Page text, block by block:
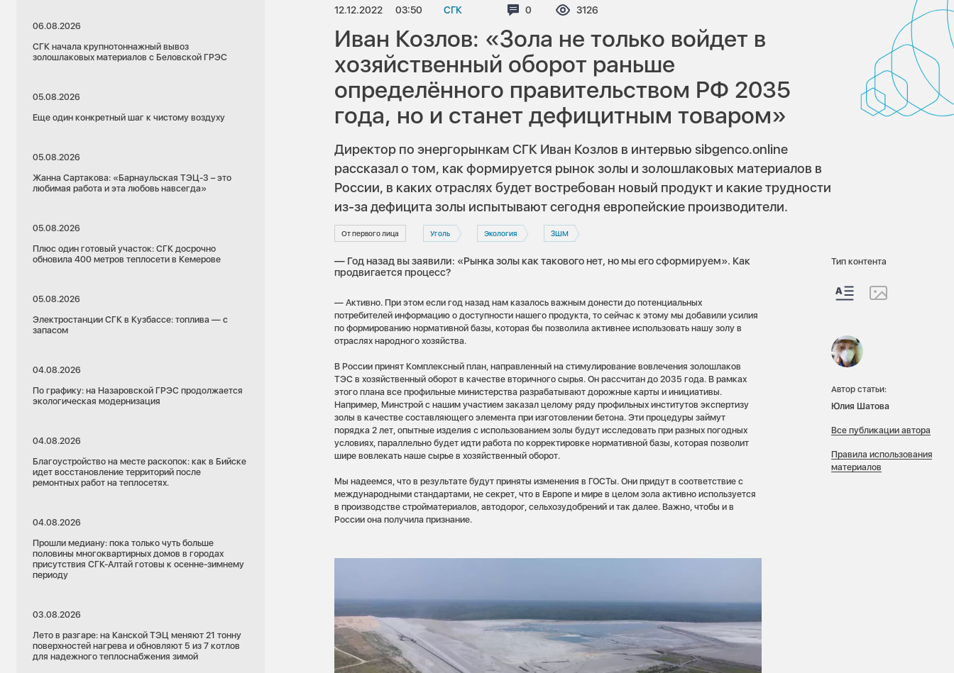
06.08.2026
СГК начала крупнотоннажный вывоз
золошлаковых материалов с Беловской ГРЭС
05.08.2026
Еще один конкретный шаг к чистому воздуху
05.08.2026
Жанна Сартакова: «Барнаульская ТЭЦ-3 – это
любимая работа и эта любовь навсегда»
05.08.2026
Плюс один готовый участок: СГК досрочно
обновила 400 метров теплосети в Кемерове
05.08.2026
Электростанции СГК в Кузбассе: топлива — с
запасом
04.08.2026
По графику: на Назаровской ГРЭС продолжается
экологическая модернизация
04.08.2026
Благоустройство на месте раскопок: как в Бийске
идет восстановление территорий после
ремонтных работ на теплосетях.
04.08.2026
Прошли медиану: пока только чуть больше
половины многоквартирных домов в городах
присутствия СГК-Алтай готовы к осенне-зимнему
периоду
03.08.2026
Лето в разгаре: на Канской ТЭЦ меняют 21 тонну
поверхностей нагрева и обновляют 5 из 7 котлов
для надежного теплоснабжения зимой
12.12.2022 03:50 СГК Комментариев:
0 Просмотров:
3126
Иван Козлов: «Зола не только войдет в
хозяйственный оборот раньше
определённого правительством РФ 2035
года, но и станет дефицитным товаром»
Директор по энергорынкам СГК Иван Козлов в интервью sibgenco.online
рассказал о том, как формируется рынок золы и золошлаковых материалов в
России, в каких отраслях будет востребован новый продукт и какие трудности
из-за дефицита золы испытывают сегодня европейские производители.
От первого лица Уголь Экология ЗШМ
— Год назад вы заявили: «Рынка золы как такового нет, но мы его сформируем». Как
продвигается процесс?
— Активно. При этом если год назад нам казалось важным донести до потенциальных
потребителей информацию о доступности нашего продукта, то сейчас к этому мы добавили усилия
по формированию нормативной базы, которая бы позволила активнее использовать нашу золу в
отраслях народного хозяйства.
В России принят Комплексный план, направленный на стимулирование вовлечения золошлаков
ТЭС в хозяйственный оборот в качестве вторичного сырья. Он рассчитан до 2035 года. В рамках
этого плана все профильные министерства разрабатывают дорожные карты и инициативы.
Например, Минстрой с нашим участием заказал целому ряду профильных институтов экспертизу
золы в качестве составляющего элемента при изготовлении бетона. Эти процедуры займут
порядка 2 лет, опытные изделия с использованием золы будут исследовать при разных погодных
условиях, параллельно будет идти работа по корректировке нормативной базы, которая позволит
шире вовлекать наше сырье в хозяйственный оборот.
Мы надеемся, что в результате будут приняты изменения в ГОСТы. Они придут в соответствие с
международными стандартами, не секрет, что в Европе и мире в целом зола активно используется
в производстве стройматериалов, автодорог, сельхозудобрений и так далее. Важно, чтобы и в
России она получила признание.
Тип контента
Автор статьи:
Юлия Шатова
Все публикации автора
Правила использования
материалов